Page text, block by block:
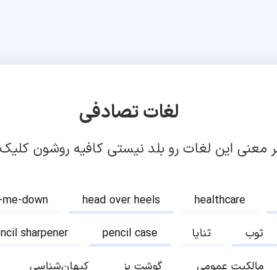
لغات تصادفی
معنی این لغات رو بلد نیستی کافیه روشون
me-down head over heels healthcare
sharpener pencil case ثنایا ثوب
کیهان‌شناسی گوشت بز مالکیت عمومی